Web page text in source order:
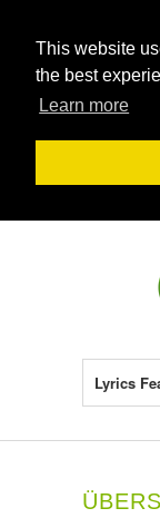
This website
the best
Learn more
Lyrics